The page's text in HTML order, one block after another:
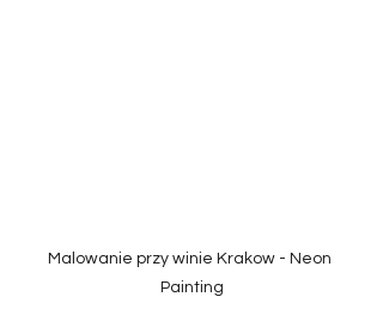
Malowanie przy winie Krakow - Neon
Painting